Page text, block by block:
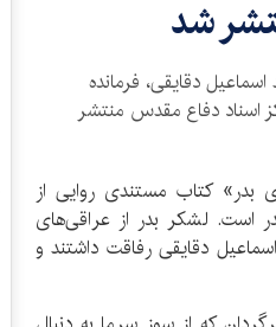
شد
دقایقی، فرمانده
اسناد دفاع مقدس منتشر
بدر» کتاب مستندی روایی از
است. لشکر بدر از عراقی‌های
اسماعیل دقایقی رفاقت داشتند و